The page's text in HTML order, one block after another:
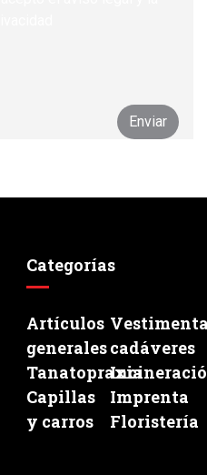
Categorías
Artículos
generalescadáveres
Tanatopraxia
Capillas
y carros
Imprenta
Floristería